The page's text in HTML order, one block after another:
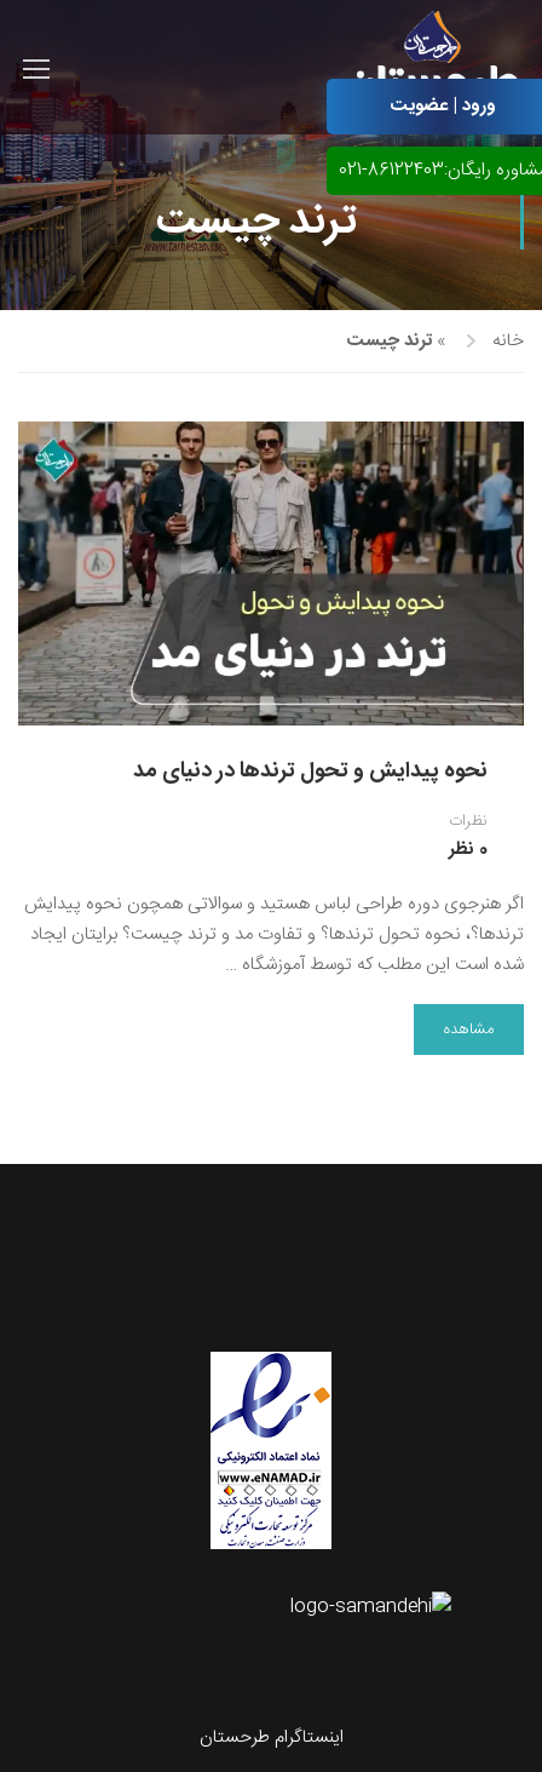
آموزش مجازی طراحی لباس
آموزش مجازی گرافیک
آموزش مجازی طراحی داخلی
نقاشی پاستل
نقاشی رنگ روغن
نقاشی آبرنگ
نقاشی کودک و نوجوان
طراحی سیاه قلم
نقاش مداد رنگی
نقاشی مینیاتور(نگارگری)
خوشنویسی نستعلیق
خوشنویسی با خودکار
خط نقاشی
ورود | عضویت
رایگان:86122403-021
ترند چیست
خانه » ترند چیست
نحوه پیدایش و تحول ترندها در دنیای مد
نظرات
0 نظر
اگر هنرجوی دوره طراحی لباس هستید و سوالاتی همچون نحوه پیدایش
ترندها؟، نحوه تحول ترندها؟ و تفاوت مد و ترند چیست؟ برایتان ایجاد
شده است این مطلب که توسط آموزشگاه …
مشاهده
اینستاگرام طرحستان